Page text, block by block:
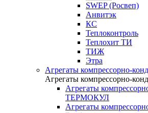
SWEP (Росвеп)
Анвитэк
КС
Теплоконтроль
Теплохит ТИ
ТИЖ
Этра
Агрегаты компрессорно-
Агрегаты компрессорно-
Агрегаты
ТЕРМОКУЛ
Агрегаты